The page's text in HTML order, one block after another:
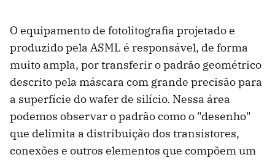
O equipamento de fotolitografia projetado e
produzido pela ASML é responsável, de forma
muito ampla, por transferir o padrão geométrico
descrito pela máscara com grande precisão para
a superfície do wafer de silício. Nessa área
podemos observar o padrão como o "desenho"
que delimita a distribuição dos transistores,
conexões e outros elementos que compõem um